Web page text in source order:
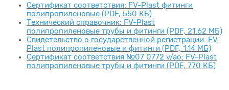
Сертификат соответствия: FV-Plast фитинги
полипропиленовые (PDF, 550 КБ)
Технический справочник: FV-Plast
полипропиленовые трубы и фитинги (PDF, 21.62 МБ)
Свидетельство о государственной регистрации: FV
Plast полипропиленовые и фитинги (PDF, 1.14 МБ)
Сертификат соответствия №07 0772 v/ao: FV-Plast
полипропиленовые трубы и фитинги (PDF, 770 КБ)